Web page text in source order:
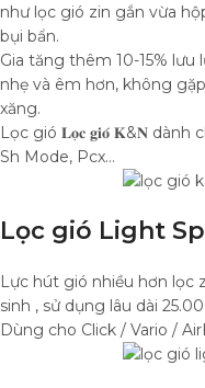
như lọc gió zin gắn vừa
bụi bẩn.
Gia tăng thêm 10-15%
nhẹ và êm hơn, không
xăng.
Lọc gió 𝐋𝐨̣𝐜 𝐠𝐢𝐨́ 𝐊&𝐍 dành
Sh Mode, Pcx…
Lọc gió Light
Lực hút gió nhiều hơn lọc
sinh , sử dụng lâu dài
Dùng cho Click / Vario /